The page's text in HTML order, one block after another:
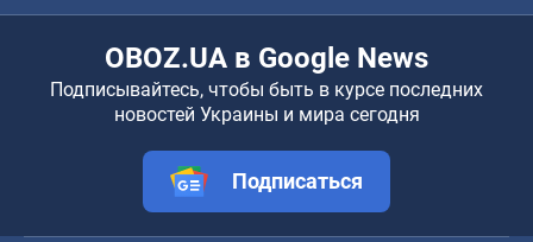
OBOZ.UA в Google News
Подписывайтесь, чтобы быть в курсе последних
новостей Украины и мира сегодня
Подписаться